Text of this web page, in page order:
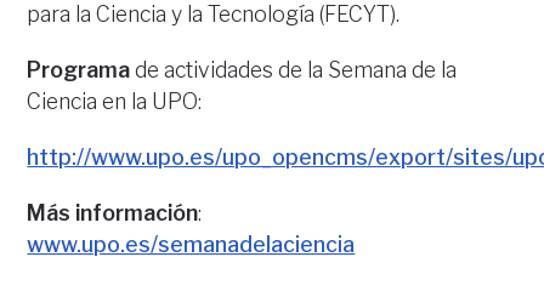
para la Ciencia y la Tecnología (FECYT).
Programade actividades de la Semana de la
Ciencia en la UPO:
http://www.upo.es/upo_opencms/export/sites/
Más información:
www.upo.es/semanadelaciencia